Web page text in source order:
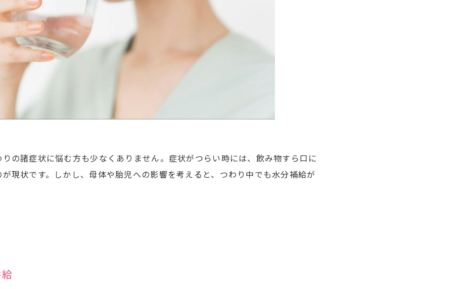
の諸症状に悩む方も少なくありません。症状がつらい時には、飲み物すら口に
現状です。しかし、母体や胎児への影響を考えると、つわり中でも水分補給が